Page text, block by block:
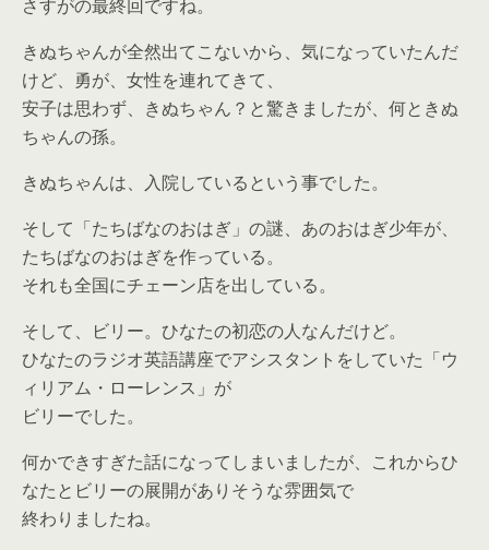
さすがの最終回ですね。
きぬちゃんが全然出てこないから、気になっていたんだ
けど、勇が、女性を連れてきて、
安子は思わず、きぬちゃん？と驚きましたが、何ときぬ
ちゃんの孫。
きぬちゃんは、入院しているという事でした。
そして「たちばなのおはぎ」の謎、あのおはぎ少年が、
たちばなのおはぎを作っている。
それも全国にチェーン店を出している。
そして、ビリー。ひなたの初恋の人なんだけど。
ひなたのラジオ英語講座でアシスタントをしていた「ウ
ィリアム・ローレンス」が
ビリーでした。
何かできすぎた話になってしまいましたが、これからひ
なたとビリーの展開がありそうな雰囲気で
終わりましたね。